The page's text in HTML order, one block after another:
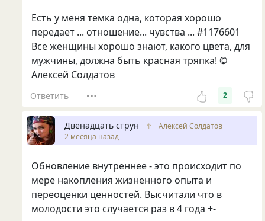
Есть у меня темка одна, которая хорошо
передает ... отношение... чувства ... #1176601
Все женщины хорошо знают, какого цвета, для
мужчины, должна быть красная тряпка! ©
Алексей Солдатов
Ответить 2
Двенадцать струн ↑
Алексей Солдатов
2 месяца назад
Обновление внутреннее - это происходит по
мере накопления жизненного опыта и
переоценки ценностей. Высчитали что в
молодости это случается раз в 4 года +-